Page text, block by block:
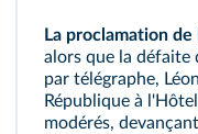
La proclamation de
alors que la défaite
par télégraphe,
République à
modérés,